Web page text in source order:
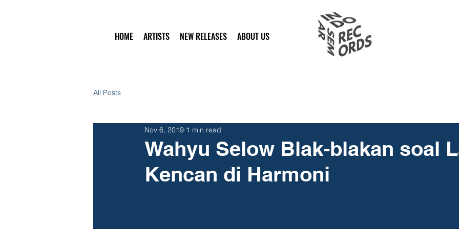
HOME ARTISTS NEW RELEASES ABOUT US
All Posts
Wahyu Selow Blak-blakan soal
Kencan di Harmoni
Nov 6, 2019 1 min read